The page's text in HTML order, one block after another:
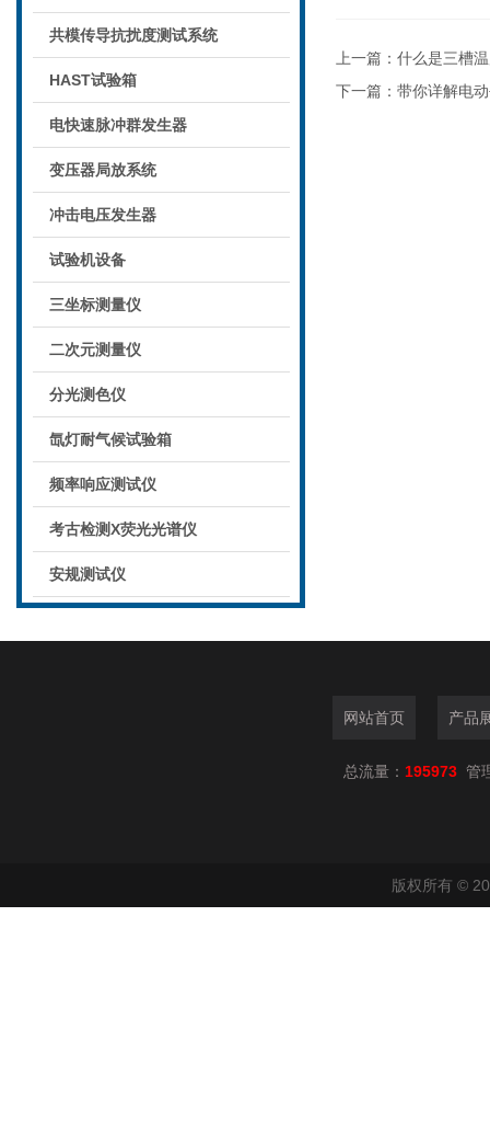
共模传导抗扰度测试系统
HAST试验箱
电快速脉冲群发生器
变压器局放系统
冲击电压发生器
试验机设备
三坐标测量仪
二次元测量仪
分光测色仪
氙灯耐气候试验箱
频率响应测试仪
考古检测X荧光光谱仪
安规测试仪
上一篇： 什么是三槽
下一篇： 带你详解电
网站首页 产品
总流量： 195973 管
版权所有 ©